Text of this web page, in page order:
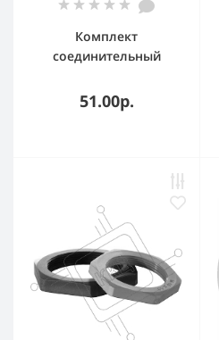
Комплект
соединительный
M6х20 IEK CLW10-MS-20
51.00р.